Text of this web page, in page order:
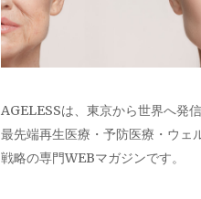
AGELESSは、東京から世界へ発
最先端再生医療・予防医療・ウェ
戦略の専門WEBマガジンです。